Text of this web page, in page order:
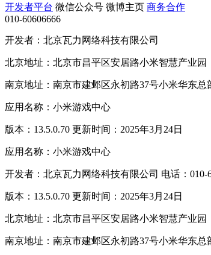
开发者平台 微信公众号 微博主页 商务合作
010-60606666
开发者：北京瓦力网络科技有限公司
北京地址：北京市昌平区安居路小米智慧产业园
南京地址：南京市建邺区永初路37号小米华东总
应用名称：小米游戏中心
版本：13.5.0.70 更新时间：2025年3月24日
应用名称：小米游戏中心
开发者：北京瓦力网络科技有限公司 电话：010-
版本：13.5.0.70 更新时间：2025年3月24日
北京地址：北京市昌平区安居路小米智慧产业园
南京地址：南京市建邺区永初路37号小米华东总